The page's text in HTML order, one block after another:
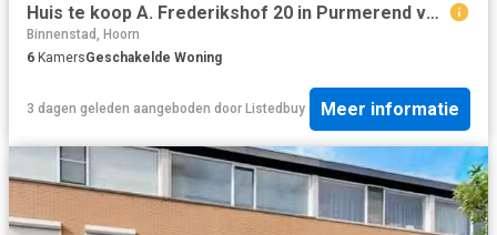
Huis te koop A. Frederikshof 20 in Purmerend voor € 425.000
Binnenstad, Hoorn
6 KamersGeschakelde Woning
3 dagen geleden aangeboden door Listedbuy Meer informatie